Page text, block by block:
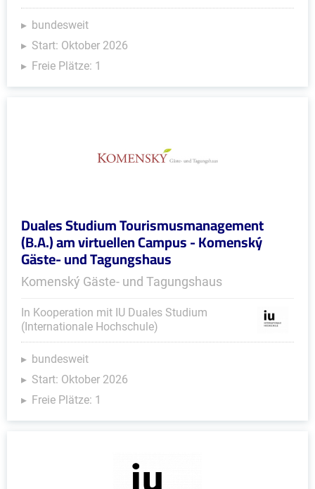
bundesweit
Start: Oktober 2026
Freie Plätze: 1
Duales Studium Tourismusmanagement
(B.A.) am virtuellen Campus - Komenský
Gäste- und Tagungshaus
Komenský Gäste- und Tagungshaus
In Kooperation mit IU Duales Studium
(Internationale Hochschule)
bundesweit
Start: Oktober 2026
Freie Plätze: 1